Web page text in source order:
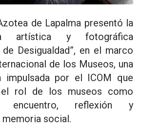
artística y fotográfica
de Desigualdad”, en el marco
de los Museos, una
impulsada por el ICOM que
rol de los museos como
encuentro, reflexión y
social.